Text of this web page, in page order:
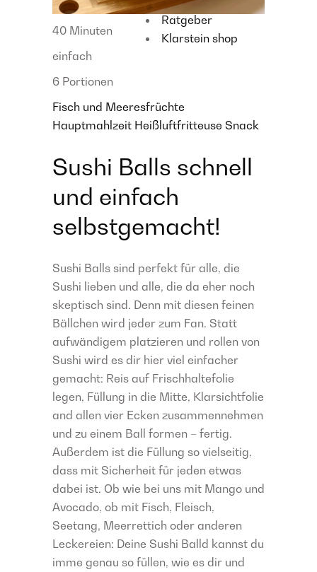
Ratgeber
Klarstein shop
40 Minuten
einfach
6 Portionen
Fisch und Meeresfrüchte
Hauptmahlzeit Heißluftfritteuse Snack
Sushi Balls schnell
und einfach
selbstgemacht!
Sushi Balls sind perfekt für alle, die
Sushi lieben und alle, die da eher noch
skeptisch sind. Denn mit diesen feinen
Bällchen wird jeder zum Fan. Statt
aufwändigem platzieren und rollen von
Sushi wird es dir hier viel einfacher
gemacht: Reis auf Frischhaltefolie
legen, Füllung in die Mitte, Klarsichtfolie
and allen vier Ecken zusammennehmen
und zu einem Ball formen – fertig.
Außerdem ist die Füllung so vielseitig,
dass mit Sicherheit für jeden etwas
dabei ist. Ob wie bei uns mit Mango und
Avocado, ob mit Fisch, Fleisch,
Seetang, Meerrettich oder anderen
Leckereien: Deine Sushi Balld kannst du
imme genau so füllen, wie es dir und